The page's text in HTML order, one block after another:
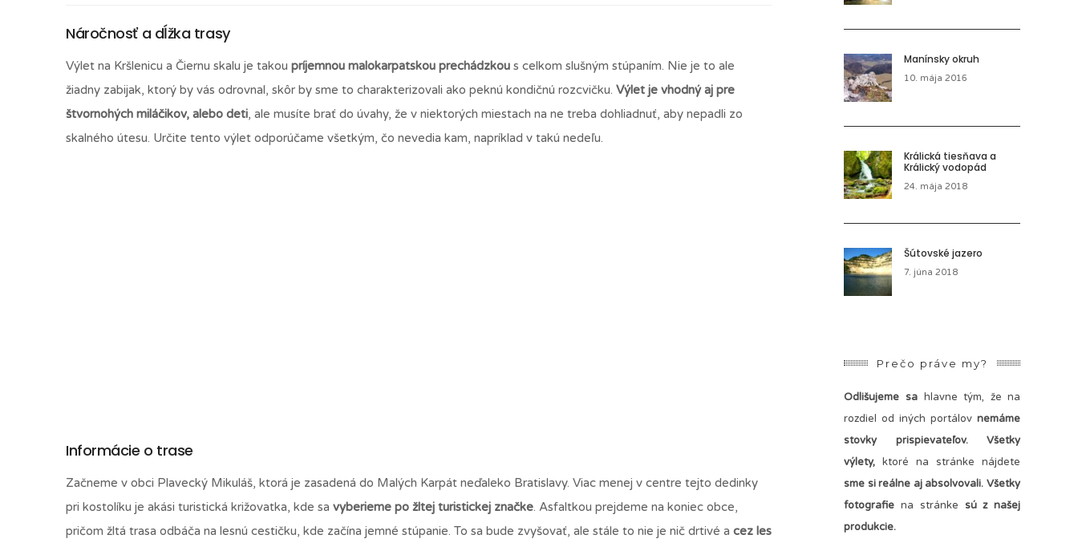
Náročnosť a dĺžka trasy
Výlet na Kršlenicu a Čiernu skalu je takou príjemnou malokarpatskou prechádzkou s celkom slušným stúpaním. Nie je to ale
žiadny zabijak, ktorý by vás odrovnal, skôr by sme to charakterizovali ako peknú kondičnú rozcvičku. Výlet je vhodný aj pre
štvornohých miláčikov, alebo deti, ale musíte brať do úvahy, že v niektorých miestach na ne treba dohliadnuť, aby nepadli zo
skalného útesu. Určite tento výlet odporúčame všetkým, čo nevedia kam, napríklad v takú nedeľu.
Informácie o trase
Začneme v obci Plavecký Mikuláš, ktorá je zasadená do Malých Karpát neďaleko Bratislavy. Viac menej v centre tejto dedinky
pri kostolíku je akási turistická križovatka, kde sa vyberieme po žltej turistickej značke. Asfaltkou prejdeme na koniec obce,
pričom žltá trasa odbáča na lesnú cestičku, kde začína jemné stúpanie. To sa bude zvyšovať, ale stále to nie je nič drtivé a cez les
Manínsky okruh
10. mája 2016
Králická tiesňava a
Králický vodopád
24. mája 2018
Šútovské jazero
7. júna 2018
Prečo práve my?
Odlišujeme sa hlavne tým, že na
rozdiel od iných portálov nemáme
stovky prispievateľov. Všetky
výlety, ktoré na stránke nájdete
sme si reálne aj absolvovali. Všetky
fotografiena stránke sú z našej
produkcie.